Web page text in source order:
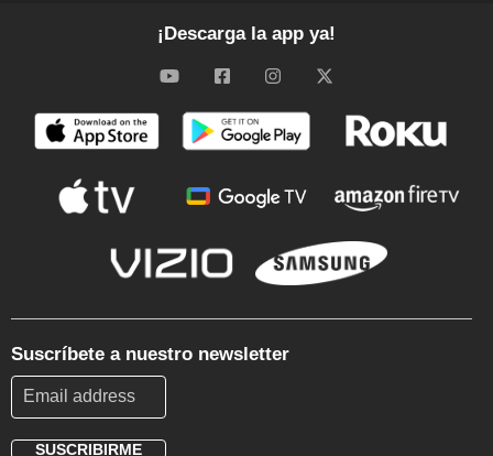
¡Descarga la app ya!
Suscríbete a nuestro newsletter
SUSCRIBIRME